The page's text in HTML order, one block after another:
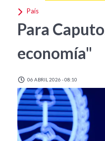
País
Para
economía"
06 ABRIL 2026 - 08:10